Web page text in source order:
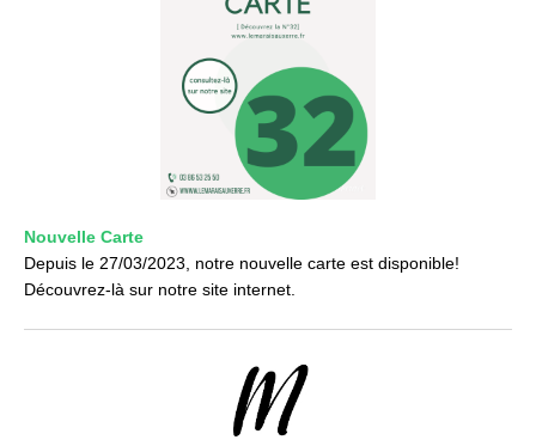
Nouvelle Carte
Depuis le 27/03/2023, notre nouvelle carte est disponible!
Découvrez-là sur notre site internet.